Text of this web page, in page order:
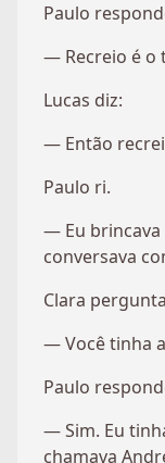
Paulo
— Recreio é o
Lucas diz:
— Então
Paulo ri.
— Eu brincava
conversava
Clara
— Você tinha
Paulo
— Sim. Eu
chamava